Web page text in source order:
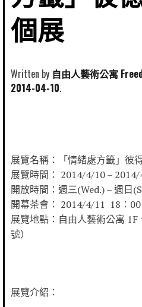
個展
Written by 自由人藝術公寓
2014-04-10
展覽名稱：「情緒處方籤」彼
展覽時間： 2014/4/10 –
開放時間：週三(Wed.) – 週日
開幕茶會： 2014/4/11 18：00
展覽地點：自由人藝術公寓
號）
展覽介紹：